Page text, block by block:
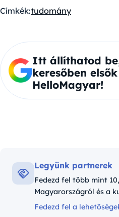
Címkék:tudomány
Itt állíthatod
keresőben
HelloMagyar!
Legyünk partnerek
Fedezd fel több mint
Magyarországról és a
Fedezd fel a